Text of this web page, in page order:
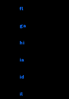
fl
ga
hi
ia
id
il